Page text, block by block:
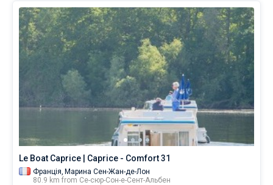
Le Boat Caprice | Caprice - Comfort 31
Франція, Марина Сен-Жан-де-Лон
80.9 km from Се-сюр-Сон-е-Сент-Альбен